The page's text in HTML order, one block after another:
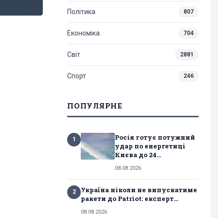
Політика 807
Економіка 704
Світ 2881
Спорт 246
ПОПУЛЯРНЕ
1
Росія готує потужний
удар по енергетиці
Києва до 24...
08.08.2026
2
Україна ніколи не випускатиме
ракети до Patriot: експерт...
08.08.2026